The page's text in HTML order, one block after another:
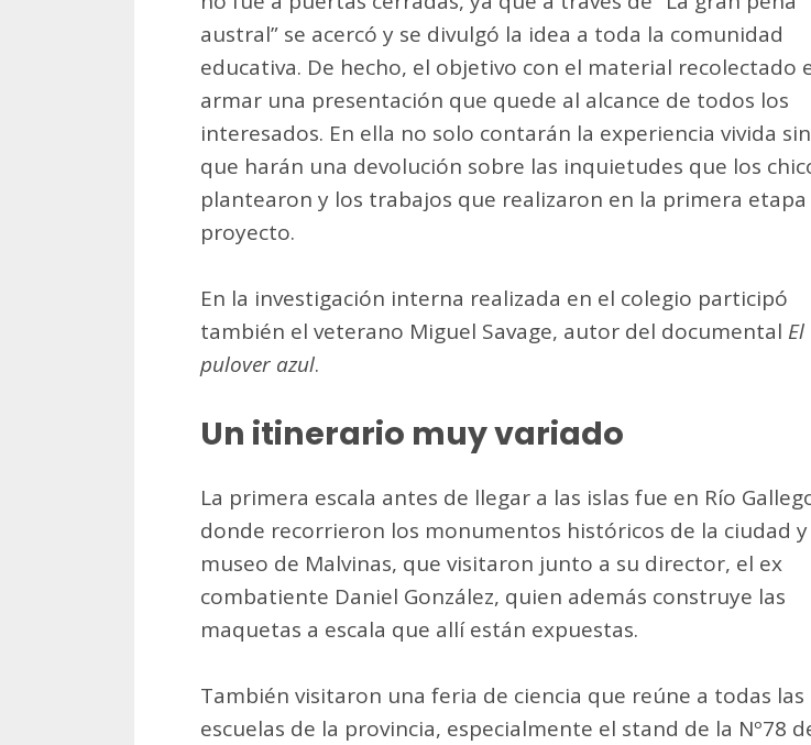
austral” se acercó y se divulgó la idea a toda la comunidad
educativa. De hecho, el objetivo con el material recolectado
armar una presentación que quede al alcance de todos los
interesados. En ella no solo contarán la experiencia vivida
que harán una devolución sobre las inquietudes que los
plantearon y los trabajos que realizaron en la primera etapa
proyecto.
En la investigación interna realizada en el colegio participó
también el veterano Miguel Savage, autor del documental El
pulover azul.
Un itinerario muy variado
La primera escala antes de llegar a las islas fue en Río
donde recorrieron los monumentos históricos de la ciudad y
museo de Malvinas, que visitaron junto a su director, el ex
combatiente Daniel González, quien además construye las
maquetas a escala que allí están expuestas.
También visitaron una feria de ciencia que reúne a todas las
escuelas de la provincia, especialmente el stand de la Nº78